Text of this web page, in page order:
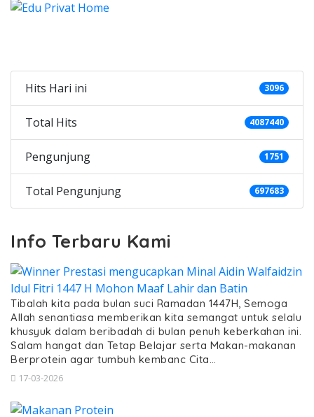
Hits Hari ini 3096
Total Hits 4087440
Pengunjung 1751
Total Pengunjung 697683
Info Terbaru Kami
Tibalah kita pada bulan suci Ramadan 1447H, Semoga
Allah senantiasa memberikan kita semangat untuk selalu
khusyuk dalam beribadah di bulan penuh keberkahan ini.
Salam hangat dan Tetap Belajar serta Makan-makanan
Berprotein agar tumbuh kembanc Cita…
17-03-2026